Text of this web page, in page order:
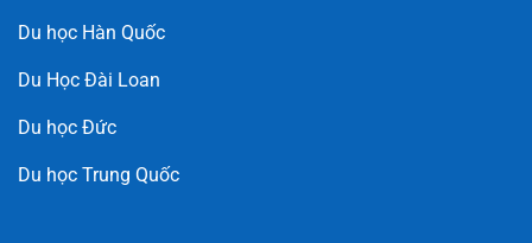
Du học Hàn Quốc
Du Học Đài Loan
Du học Đức
Du học Trung Quốc